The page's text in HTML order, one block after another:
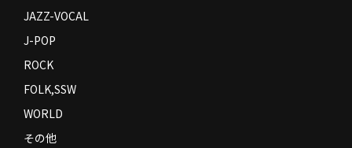
JAZZ-VOCAL
J-POP
ROCK
FOLK,SSW
WORLD
その他